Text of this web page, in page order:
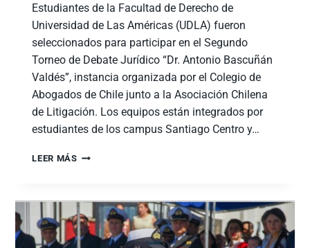
Estudiantes de la Facultad de Derecho de
Universidad de Las Américas (UDLA) fueron
seleccionados para participar en el Segundo
Torneo de Debate Jurídico “Dr. Antonio Bascuñán
Valdés”, instancia organizada por el Colegio de
Abogados de Chile junto a la Asociación Chilena
de Litigación. Los equipos están integrados por
estudiantes de los campus Santiago Centro y…
LEER MÁS